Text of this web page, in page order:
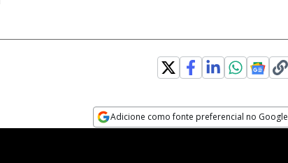
Adicione como fonte preferencial no Google